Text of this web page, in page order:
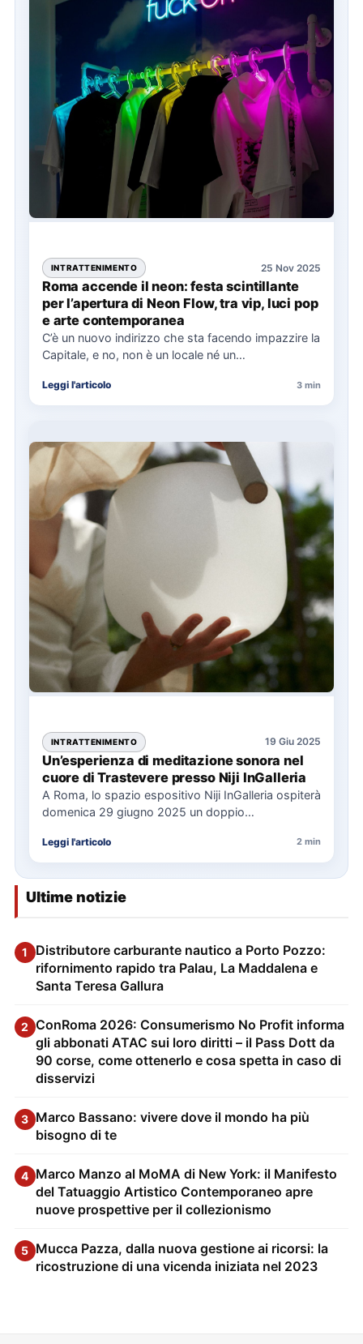
INTRATTENIMENTO 25 Nov 2025
Roma accende il neon: festa scintillante
per l’apertura di Neon Flow, tra vip, luci pop
e arte contemporanea
C’è un nuovo indirizzo che sta facendo impazzire la
Capitale, e no, non è un locale né un…
Leggi l'articolo 3 min
INTRATTENIMENTO 19 Giu 2025
Un’esperienza di meditazione sonora nel
cuore di Trastevere presso Niji InGalleria
A Roma, lo spazio espositivo Niji InGalleria ospiterà
domenica 29 giugno 2025 un doppio
Leggi l'articolo 2 min
Ultime notizie
1
Distributore carburante nautico a Porto Pozzo:
rifornimento rapido tra Palau, La Maddalena e
Santa Teresa Gallura
2 ConRoma 2026: Consumerismo No Profit informa
gli abbonati ATAC sui loro diritti – il Pass Dott da
90 corse, come ottenerlo e cosa spetta in caso di
disservizi
3 Marco Bassano: vivere dove il mondo ha più
bisogno di te
4 Marco Manzo al MoMA di New York: il Manifesto
del Tatuaggio Artistico Contemporaneo apre
nuove prospettive per il collezionismo
5 Mucca Pazza, dalla nuova gestione ai ricorsi: la
ricostruzione di una vicenda iniziata nel 2023